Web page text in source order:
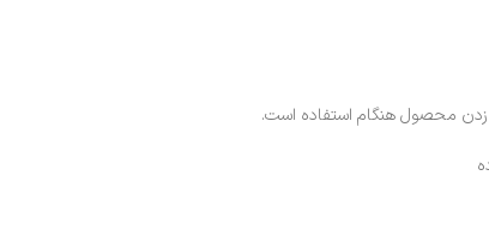
زدن محصول هنگام استفاده است.